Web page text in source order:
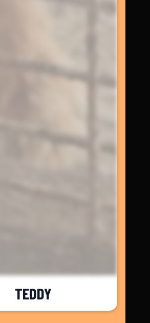
TEDDY